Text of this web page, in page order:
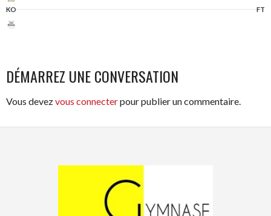
KO FT
DÉMARREZ UNE CONVERSATION
Vous devezvous connecterpour publier un commentaire.